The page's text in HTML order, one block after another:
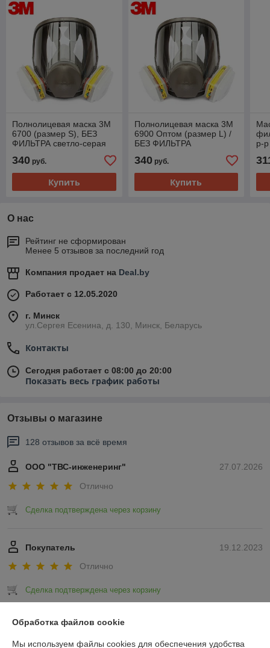
Полнолицевая маска 3M
6700 (размер S), БЕЗ
ФИЛЬТРА светло-серая
340 руб.
Купить
Полнолицевая маска 3M
6900 Оптом (размер L) /
БЕЗ ФИЛЬТРА
340руб.
Купить
р-
О нас
Рейтинг не сформирован
Менее 5 отзывов за последний год
Компания продает на Deal.by
Работает с 12.05.2020
г. Минск
ул.Сергея Есенина, д. 130, Минск, Беларусь
Контакты
Сегодня работает с 08:00 до 20:00
Показать весь график работы
Отзывы о магазине
128 отзывов за всё время
27.07.2026
ООО "ТВС-инженеринг"
Отлично
Сделка подтверждена через корзину
19.12.2023
Покупатель
Отлично
Сделка подтверждена через корзину
Показать все отзывы
Обработка файлов cookie
Мы используем файлы cookies для обеспечения удобства